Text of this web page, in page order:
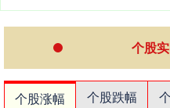
个股
个股涨幅 个股跌幅